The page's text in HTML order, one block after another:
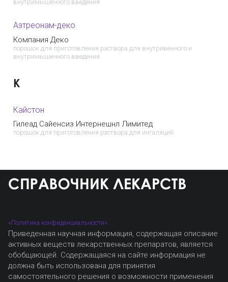
внутримышечного введения
Азтреонам-деко
Компания Деко
порошок для приготовления раствора для внутривенного и
внутримышечного введения
К
Кайстон
Гилеад Сайенсиз Интернешнл Лимитед
порошок для приготовления раствора для ингаляций
«Политика конфиденциальности»
Приведенная научная информация, содержащая описание
активных веществ лекарственных препаратов, является
обобщающей. Содержащаяся на сайте информация не
должна быть использована для принятия
самостоятельного решения о возможности применения